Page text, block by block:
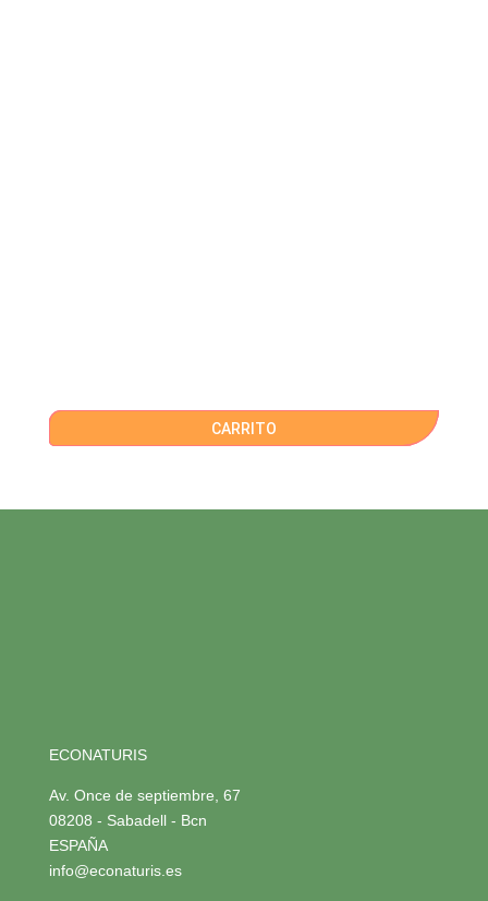
CARRITO
ECONATURIS
Av. Once de septiembre, 67
08208 - Sabadell - Bcn
ESPAÑA
info@econaturis.es